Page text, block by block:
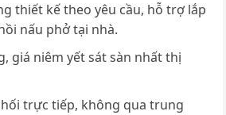
thiết kế theo yêu cầu, hỗ trợ lắp
nấu phở tại nhà.
giá niêm yết sát sàn nhất thị
trực tiếp, không qua trung